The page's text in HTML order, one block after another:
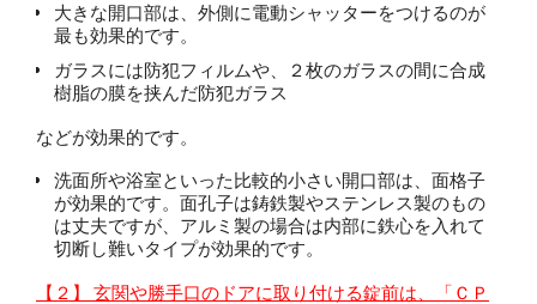
大きな開口部は、外側に電動シャッターをつけるのが
最も効果的です。
ガラスには防犯フィルムや、２枚のガラスの間に合成
樹脂の膜を挟んだ防犯ガラス
などが効果的です。
洗面所や浴室といった比較的小さい開口部は、面格子
が効果的です。面孔子は鋳鉄製やステンレス製のもの
は丈夫ですが、アルミ製の場合は内部に鉄心を入れて
切断し難いタイプが効果的です。
【２】 玄関や勝手口のドアに取り付ける錠前は、「ＣＰ